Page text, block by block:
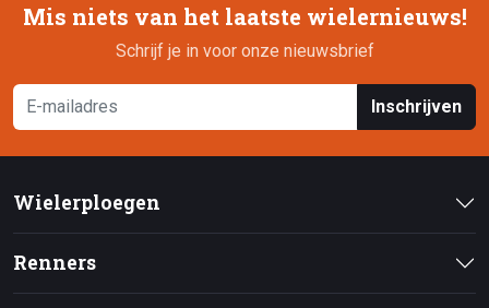
Mis niets van het laatste wielernieuws!
Schrijf je in voor onze nieuwsbrief
Inschrijven
Wielerploegen
Renners